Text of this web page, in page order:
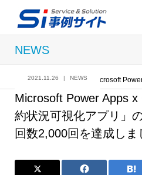
NEWS
記事 NEWS Microsoft Power Apps x Outlook「会
2021.11.26 NEWS
Microsoft Power Apps
約状況可視化アプリ」
回数2,000回を達成しま